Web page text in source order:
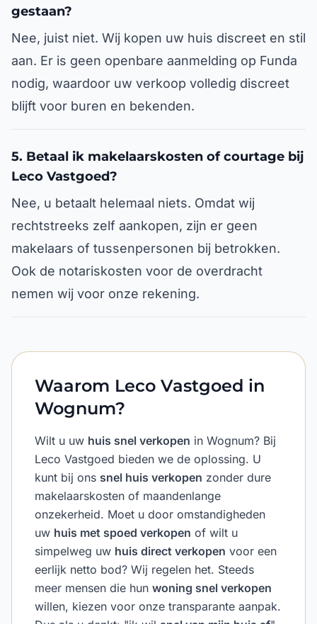
gestaan?
Nee, juist niet. Wij kopen uw huis discreet en stil
aan. Er is geen openbare aanmelding op Funda
nodig, waardoor uw verkoop volledig discreet
blijft voor buren en bekenden.
5. Betaal ik makelaarskosten of courtage bij
Leco Vastgoed?
Nee, u betaalt helemaal niets. Omdat wij
rechtstreeks zelf aankopen, zijn er geen
makelaars of tussenpersonen bij betrokken.
Ook de notariskosten voor de overdracht
nemen wij voor onze rekening.
Waarom Leco Vastgoed in
Wognum?
Wilt u uw huis snel verkopen in Wognum? Bij
Leco Vastgoed bieden we de oplossing. U
kunt bij ons snel huis verkopen zonder dure
makelaarskosten of maandenlange
onzekerheid. Moet u door omstandigheden
uw huis met spoed verkopen of wilt u
simpelweg uw huis direct verkopen voor een
eerlijk netto bod? Wij regelen het. Steeds
meer mensen die hun woning snel verkopen
willen, kiezen voor onze transparante aanpak.